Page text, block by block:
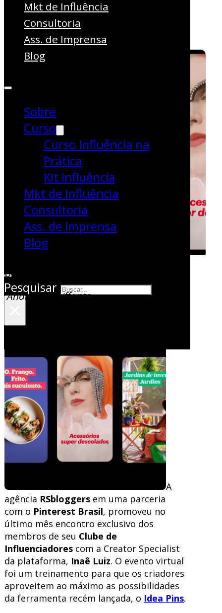
Mkt de Influência
Consultoria
Ass. de Imprensa
Blog
Sobre
Curso
Curso Influência na
Prática
Kit Influência
Mkt de Influência
Consultoria
Ass. de Imprensa
Blog
Pesquisar
Influenciadores
Digital
por
Andressa Griffante
A
agência RSbloggers em uma parceria
com o Pinterest Brasil, promoveu no
último mês encontro exclusivo dos
membros de seu Clube de
Influenciadores com a Creator Specialist
da plataforma, Inaê Luiz. O evento virtual
foi um treinamento para que os criadores
aproveitem ao máximo as possibilidades
da ferramenta recém lançada, o Idea Pins.